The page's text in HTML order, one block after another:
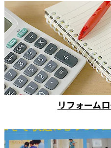
リフォーム